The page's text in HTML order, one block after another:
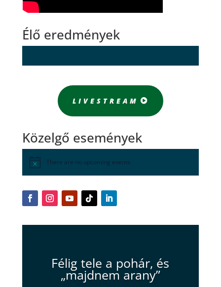
Élő eredmények
LIVESTREAM
Közelgő események
There are no upcoming events.
Félig tele a pohár, és
„majdnem arany”